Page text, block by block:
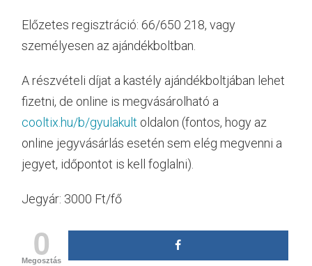
Előzetes regisztráció: 66/650 218, vagy
személyesen az ajándékboltban.
A részvételi díjat a kastély ajándékboltjában lehet
fizetni, de online is megvásárolható a
cooltix.hu/b/gyulakult oldalon (fontos, hogy az
online jegyvásárlás esetén sem elég megvenni a
jegyet, időpontot is kell foglalni).
Jegyár: 3000 Ft/fő
0
Megosztás